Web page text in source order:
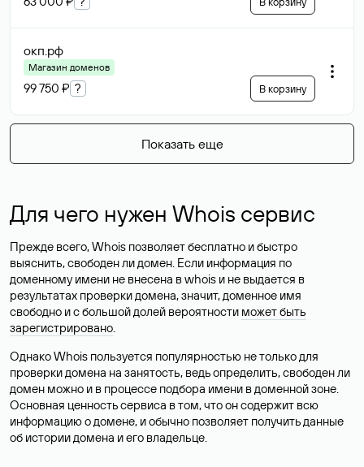
окп.рф
Магазин доменов
99 750 ₽ ? В корзину
Показать еще
Для чего нужен Whois сервис
Прежде всего, Whois позволяет бесплатно и быстро
выяснить, свободен ли домен. Если информация по
доменному имени не внесена в whois и не выдается в
результатах проверки домена, значит, доменное имя
свободно и с большой долей вероятности может быть
зарегистрировано.
Однако Whois пользуется популярностью не только для
проверки домена на занятость, ведь определить, свободен ли
домен можно и в процессе подбора имени в доменной зоне.
Основная ценность сервиса в том, что он содержит всю
информацию о домене, и обычно позволяет получить данные
об истории домена и его владельце.